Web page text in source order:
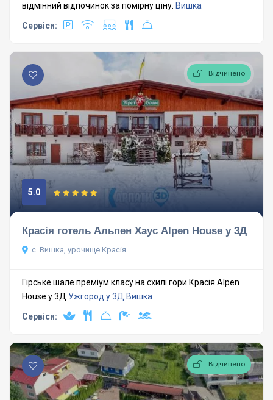
відмінний відпочинок за помірну ціну. Вишка
Сервіси:
Відчинено
5.0
Красія готель Альпен Хаус Alpen House у 3Д
с. Вишка, урочище Красія
Гірське шале преміум класу на схилі гори Красія Alpen
House у 3Д Ужгород у 3Д Вишка
Сервіси:
Відчинено